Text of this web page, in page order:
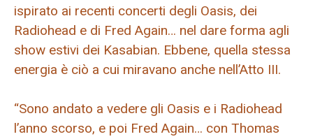
ispirato ai recenti concerti degli Oasis, dei
Radiohead e di Fred Again… nel dare forma agli
show estivi dei Kasabian. Ebbene, quella stessa
energia è ciò a cui miravano anche nell’Atto III.
“Sono andato a vedere gli Oasis e i Radiohead
l’anno scorso, e poi Fred Again… con Thomas